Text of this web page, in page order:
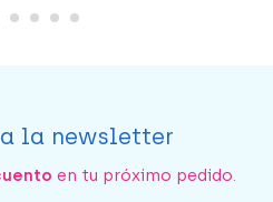
la newsletter
en tu próximo pedido.